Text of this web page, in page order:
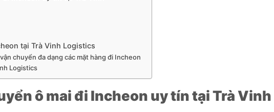
tại Trà Vinh Logistics
chuyển đa dạng các mặt hàng đi Incheon
Logistics
ô mai đi Incheon uy tín tại Trà Vinh